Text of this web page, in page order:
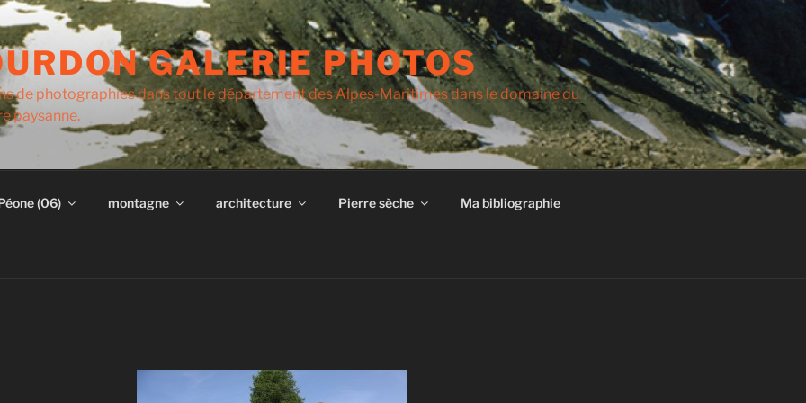
GALERIE PHOTOS
de photographies dans tout le département des Alpes-Maritimes dans le domaine du
paysanne.
(06) montagne architecture Pierre sèche Ma bibliographie